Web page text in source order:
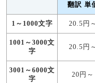
専
野
文
翻訳 単
1～1000文字 20.5円～
1001～3000文
字
20.5円～
3001～6000文
字
20円～